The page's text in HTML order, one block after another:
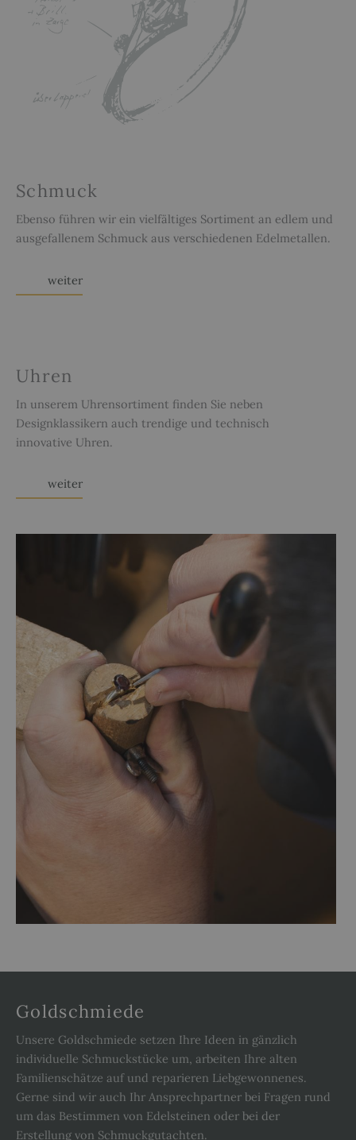
Schmuck
Ebenso führen wir ein vielfältiges Sortiment an edlem und
ausgefallenem Schmuck aus verschiedenen Edelmetallen.
weiter
Uhren
In unserem Uhrensortiment finden Sie neben
Designklassikern auch trendige und technisch
innovative Uhren.
weiter
Goldschmiede
Unsere Goldschmiede setzen Ihre Ideen in gänzlich
individuelle Schmuckstücke um, arbeiten Ihre alten
Familienschätze auf und reparieren Liebgewonnenes.
Gerne sind wir auch Ihr Ansprechpartner bei Fragen rund
um das Bestimmen von Edelsteinen oder bei der
Erstellung von Schmuckgutachten.